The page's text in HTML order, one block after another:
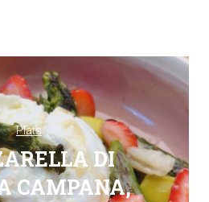
Plats
DI
CAMPANA,